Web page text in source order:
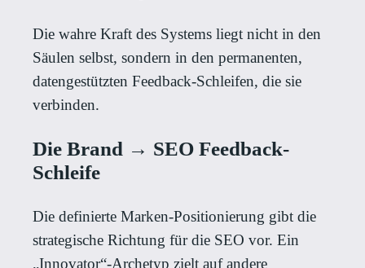
Die wahre Kraft des Systems liegt nicht in den
Säulen selbst, sondern in den permanenten,
datengestützten Feedback-Schleifen, die sie
verbinden.
Die Brand → SEO Feedback-
Schleife
Die definierte Marken-Positionierung gibt die
strategische Richtung für die SEO vor. Ein
„Innovator“-Archetyp zielt auf andere